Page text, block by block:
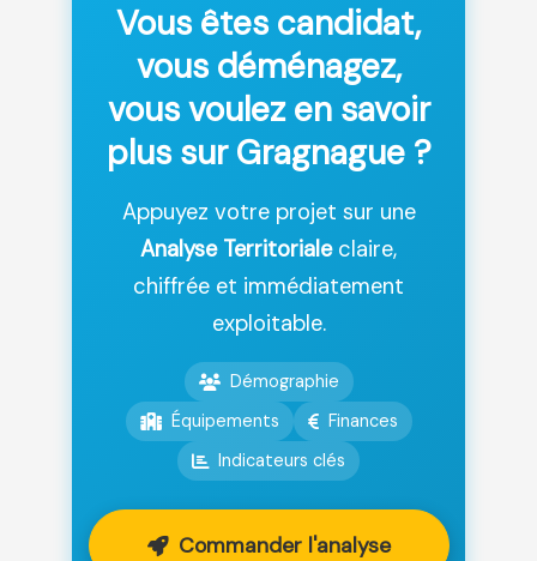
Vous êtes candidat,
vous déménagez,
vous voulez en savoir
plus sur Gragnague ?
Appuyez votre projet sur une
Analyse Territorialeclaire,
chiffrée et immédiatement
exploitable.
Démographie
Équipements
Finances
Indicateurs clés
Commander l'analyse